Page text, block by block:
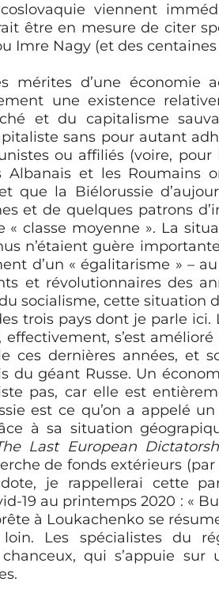
viennent
être en mesure de citer
Imre Nagy (et des centaines
mérites d’une économie
une existence
et du capitalisme
sans pour autant
ou affiliés (voire,
Albanais et les
que la Biélorussie
et de quelques patrons
« classe moyenne ». La
n’étaient guère
d’un « égalitarisme » –
et révolutionnaires des
socialisme, cette situation
trois pays dont je parle ici.
s’est
ces dernières années, et
du géant Russe. Un
pas, car elle est
est ce qu’on a appelé
à sa situation
Last European
de fonds extérieurs
je rappellerai cette
19 au printemps 2020 : «
à Loukachenko se
Les spécialistes du
qui s’appuie